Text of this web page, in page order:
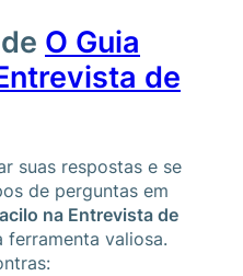
O Guia
de
suas respostas e se
de perguntas em
na Entrevista de
ferramenta valiosa.